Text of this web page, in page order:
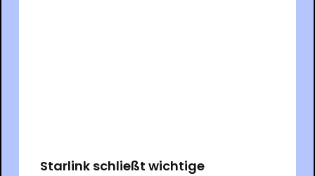
Starlink schließt wichtige